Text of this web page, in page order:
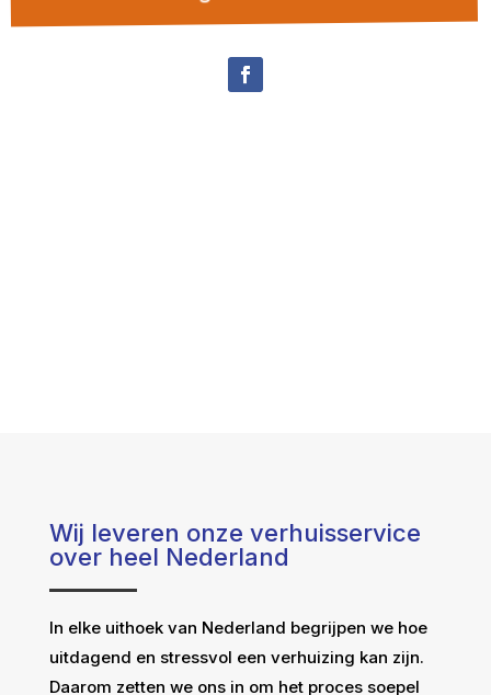
Wij leveren onze verhuisservice
over heel Nederland
In elke uithoek van Nederland begrijpen we hoe
uitdagend en stressvol een verhuizing kan zijn.
Daarom zetten we ons in om het proces soepel